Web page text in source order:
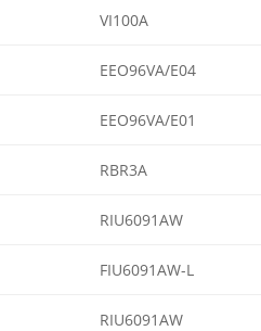
VI100A
EEO96VA/E04
EEO96VA/E01
RBR3A
RIU6091AW
FIU6091AW-L
RIU6091AW